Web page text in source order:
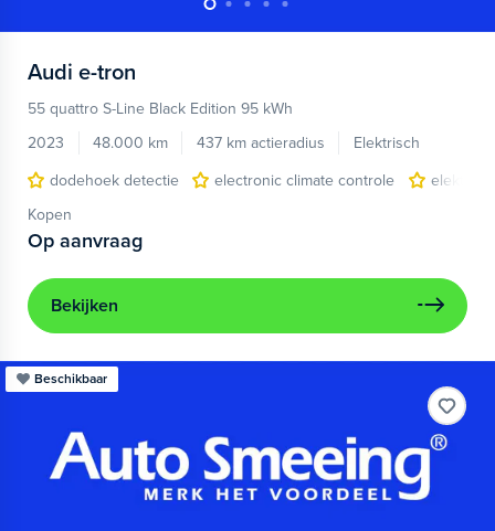
Audi e-tron
55 quattro S-Line Black Edition 95 kWh
2023
48.000 km 437 km actieradius
Elektrisch
dodehoek detectie
electronic climate controle
Kopen
Op aanvraag
Bekijken
Beschikbaar